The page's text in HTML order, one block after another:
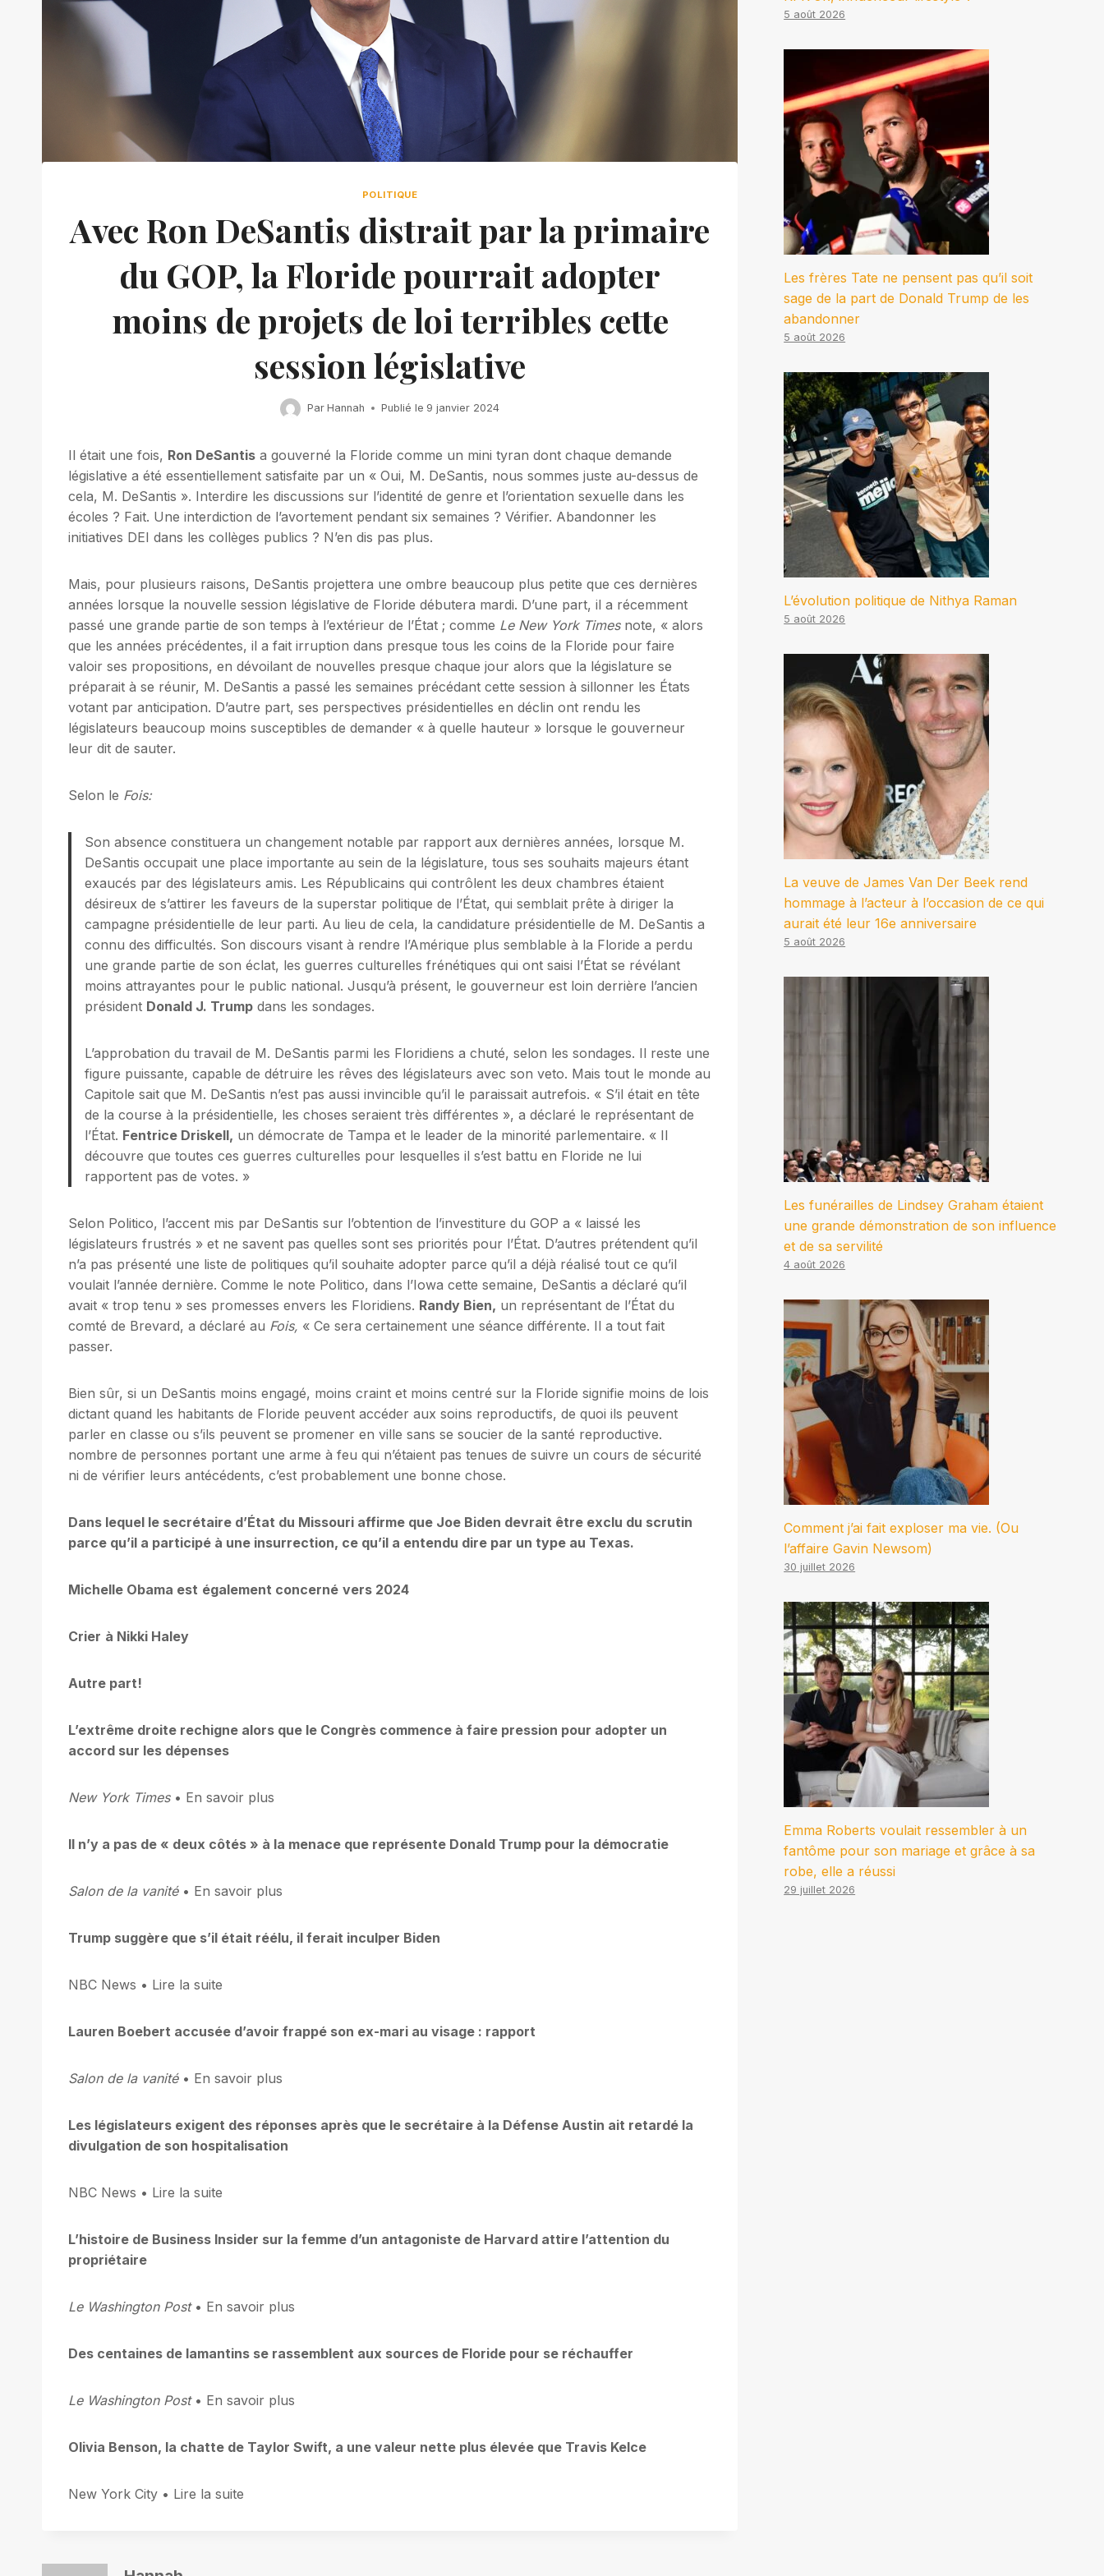
POLITIQUE
Avec Ron DeSantis distrait par la primaire
du GOP, la Floride pourrait adopter
moins de projets de loi terribles cette
session législative
Par Hannah Publié le 9 janvier 2024
Il était une fois, Ron DeSantis a gouverné la Floride comme un mini tyran dont chaque demande
législative a été essentiellement satisfaite par un « Oui, M. DeSantis, nous sommes juste au-dessus de
cela, M. DeSantis ». Interdire les discussions sur l’identité de genre et l’orientation sexuelle dans les
écoles ? Fait. Une interdiction de l’avortement pendant six semaines ? Vérifier. Abandonner les
initiatives DEI dans les collèges publics ? N’en dis pas plus.
Mais, pour plusieurs raisons, DeSantis projettera une ombre beaucoup plus petite que ces dernières
années lorsque la nouvelle session législative de Floride débutera mardi. D’une part, il a récemment
passé une grande partie de son temps à l’extérieur de l’État ; comme Le New York Timesnote, « alors
que les années précédentes, il a fait irruption dans presque tous les coins de la Floride pour faire
valoir ses propositions, en dévoilant de nouvelles presque chaque jour alors que la législature se
préparait à se réunir, M. DeSantis a passé les semaines précédant cette session à sillonner les États
votant par anticipation. D’autre part, ses perspectives présidentielles en déclin ont rendu les
législateurs beaucoup moins susceptibles de demander « à quelle hauteur » lorsque le gouverneur
leur dit de sauter.
Selon le Fois:
Son absence constituera un changement notable par rapport aux dernières années, lorsque M.
DeSantis occupait une place importante au sein de la législature, tous ses souhaits majeurs étant
exaucés par des législateurs amis. Les Républicains qui contrôlent les deux chambres étaient
désireux de s’attirer les faveurs de la superstar politique de l’État, qui semblait prête à diriger la
campagne présidentielle de leur parti. Au lieu de cela, la candidature présidentielle de M. DeSantis a
connu des difficultés. Son discours visant à rendre l’Amérique plus semblable à la Floride a perdu
une grande partie de son éclat, les guerres culturelles frénétiques qui ont saisi l’État se révélant
moins attrayantes pour le public national. Jusqu’à présent, le gouverneur est loin derrière l’ancien
président Donald J. Trump dans les sondages.
L’approbation du travail de M. DeSantis parmi les Floridiens a chuté, selon les sondages. Il reste une
figure puissante, capable de détruire les rêves des législateurs avec son veto. Mais tout le monde au
Capitole sait que M. DeSantis n’est pas aussi invincible qu’il le paraissait autrefois. « S’il était en tête
de la course à la présidentielle, les choses seraient très différentes », a déclaré le représentant de
l’État. Fentrice Driskell, un démocrate de Tampa et le leader de la minorité parlementaire. « Il
découvre que toutes ces guerres culturelles pour lesquelles il s’est battu en Floride ne lui
rapportent pas de votes. »
Selon Politico, l’accent mis par DeSantis sur l’obtention de l’investiture du GOP a « laissé les
législateurs frustrés » et ne savent pas quelles sont ses priorités pour l’État. D’autres prétendent qu’il
n’a pas présenté une liste de politiques qu’il souhaite adopter parce qu’il a déjà réalisé tout ce qu’il
voulait l’année dernière. Comme le note Politico, dans l’Iowa cette semaine, DeSantis a déclaré qu’il
avait « trop tenu » ses promesses envers les Floridiens. Randy Bien, un représentant de l’État du
comté de Brevard, a déclaré au Fois, « Ce sera certainement une séance différente. Il a tout fait
passer.
Bien sûr, si un DeSantis moins engagé, moins craint et moins centré sur la Floride signifie moins de lois
dictant quand les habitants de Floride peuvent accéder aux soins reproductifs, de quoi ils peuvent
parler en classe ou s’ils peuvent se promener en ville sans se soucier de la santé reproductive.
nombre de personnes portant une arme à feu qui n’étaient pas tenues de suivre un cours de sécurité
ni de vérifier leurs antécédents, c’est probablement une bonne chose.
Dans lequel le secrétaire d’État du Missouri affirme que Joe Biden devrait être exclu du scrutin
parce qu’il a participé à une insurrection, ce qu’il a entendu dire par un type au Texas.
Michelle Obama est également concerné vers 2024
Crier à Nikki Haley
Autre part!
L’extrême droite rechigne alors que le Congrès commence à faire pression pour adopter un
accord sur les dépenses
New York Times• En savoir plus
Il n’y a pas de « deux côtés » à la menace que représente Donald Trump pour la démocratie
Salon de la vanité• En savoir plus
Trump suggère que s’il était réélu, il ferait inculper Biden
NBC News • Lire la suite
Lauren Boebert accusée d’avoir frappé son ex-mari au visage : rapport
Salon de la vanité• En savoir plus
Les législateurs exigent des réponses après que le secrétaire à la Défense Austin ait retardé la
divulgation de son hospitalisation
NBC News • Lire la suite
L’histoire de Business Insider sur la femme d’un antagoniste de Harvard attire l’attention du
propriétaire
Le Washington Post• En savoir plus
Des centaines de lamantins se rassemblent aux sources de Floride pour se réchauffer
Le Washington Post• En savoir plus
Olivia Benson, la chatte de Taylor Swift, a une valeur nette plus élevée que Travis Kelce
New York City • Lire la suite
5 août 2026
Les frères Tate ne pensent pas qu’il soit
sage de la part de Donald Trump de les
abandonner
5 août 2026
L’évolution politique de Nithya Raman
5 août 2026
La veuve de James Van Der Beek rend
hommage à l’acteur à l’occasion de ce qui
aurait été leur 16e anniversaire
5 août 2026
Les funérailles de Lindsey Graham étaient
une grande démonstration de son influence
et de sa servilité
4 août 2026
Comment j’ai fait exploser ma vie. (Ou
l’affaire Gavin Newsom)
30 juillet 2026
Emma Roberts voulait ressembler à un
fantôme pour son mariage et grâce à sa
robe, elle a réussi
29 juillet 2026